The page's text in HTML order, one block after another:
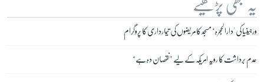
یہ بھی پڑھیے
ورجینیا کی 'دارالحجرہ‘ مسجد کا مریضوں کی تیمارداری کا پروگرام
عدم برداشت کا رویہ امریکہ کے لیے ’نقصان دہ ہے‘